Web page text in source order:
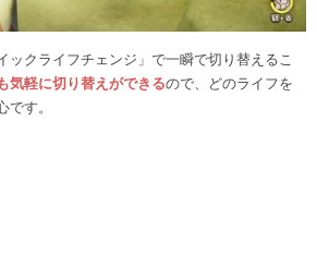
ックライフチェンジ」で一瞬で切り替えるこ
気軽に切り替えができるので、どのライフを
です。